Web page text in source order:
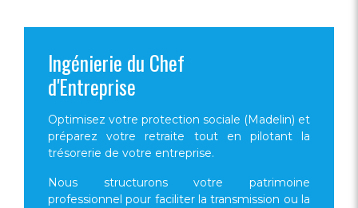
Ingénierie du Chef
d'Entreprise
Optimisez votre protection sociale (Madelin) et
préparez votre retraite tout en pilotant la
trésorerie de votre entreprise.
Nous structurons votre patrimoine
professionnel pour faciliter la transmission ou la